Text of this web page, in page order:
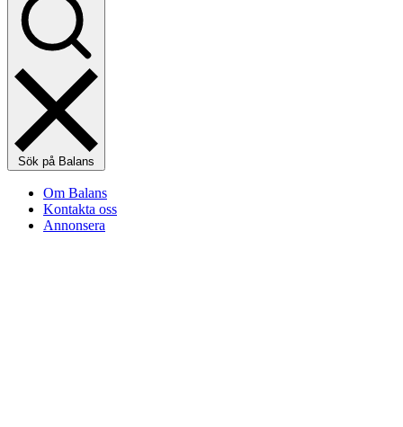
Sök på Balans
Om Balans
Kontakta oss
Annonsera